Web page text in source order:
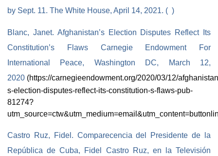
by Sept. 11. The White House, April 14, 2021. ( )
Blanc, Janet. Afghanistan’s Election Disputes Reflect Its
Constitution’s Flaws Carnegie Endowment For
International Peace, Washington DC,
March 12,
2020 (https://carnegieendowment.org/2020/03/12/
s-election-disputes-reflect-its-constitution-s-flaws-pub-
81274?
Castro Ruz, Fidel. Comparecencia del Presidente de la
República de Cuba, Fidel Castro Ruz, en la Televisión